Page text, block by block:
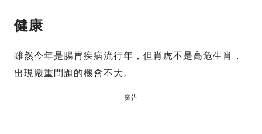
健康
雖然今年是腸胃疾病流行年，但肖虎不是高危生肖，
出現嚴重問題的機會不大。
廣告